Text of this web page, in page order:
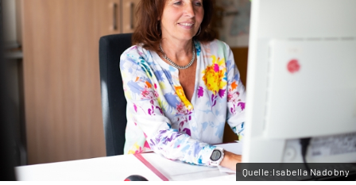
Leichte Sprache
Gebärdensprache
Quelle:Isabella Nadobny